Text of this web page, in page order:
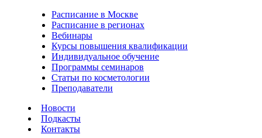
Расписание в Москве
Расписание в регионах
Вебинары
Курсы повышения квалификации
Индивидуальное обучение
Программы семинаров
Статьи по косметологии
Преподаватели
Новости
Подкасты
Контакты